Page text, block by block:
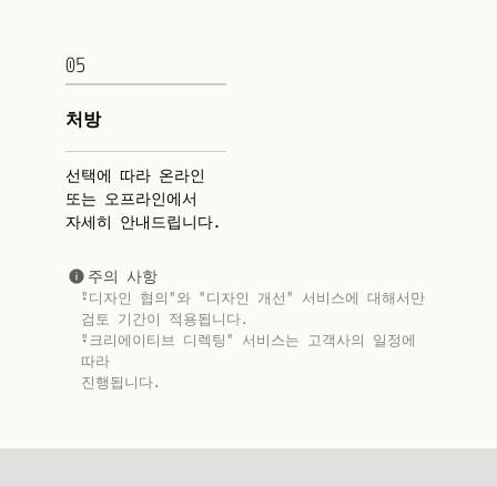
05
처방
선택에 따라 온라인
또는 오프라인에서
자세히 안내드립니다.
주의 사항
"디자인 협의"와 "디자인 개선" 서비스에 대해서만
검토 기간이 적용됩니다.
"크리에이티브 디렉팅" 서비스는 고객사의 일정에
따라
진행됩니다.